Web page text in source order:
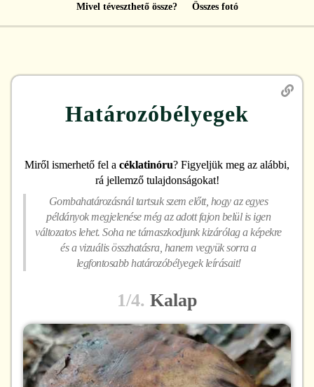
Mivel téveszthető össze? Összes fotó
Határozóbélyegek
Miről ismerhető fel a céklatinóru? Figyeljük meg az alábbi,
rá jellemző tulajdonságokat!
Gombahatározásnál tartsuk szem előtt, hogy az egyes
példányok megjelenése még az adott fajon belül is igen
változatos lehet. Soha ne támaszkodjunk kizárólag a képekre
és a vizuális összhatásra, hanem vegyük sorra a
legfontosabb határozóbélyegek leírásait!
1/4. Kalap